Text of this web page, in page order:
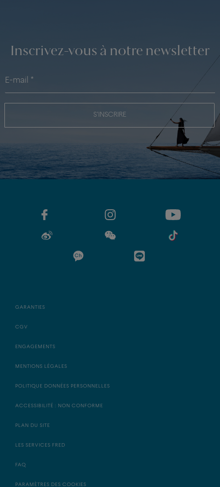
Inscrivez-vous à notre newsletter
S'INSCRIRE
GARANTIES
CGV
ENGAGEMENTS
MENTIONS LÉGALES
POLITIQUE DONNÉES PERSONNELLES
ACCESSIBILITÉ : NON CONFORME
PLAN DU SITE
LES SERVICES FRED
FAQ
PARAMÈTRES DES COOKIES